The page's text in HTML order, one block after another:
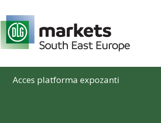
Acces platforma expozanti